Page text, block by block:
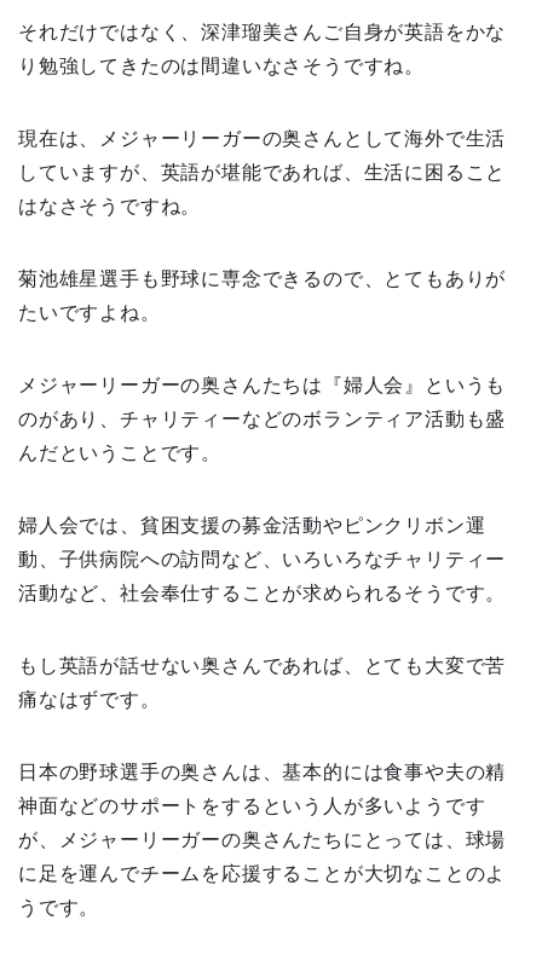
それだけではなく、深津瑠美さんご自身が英語をかな
り勉強してきたのは間違いなさそうですね。
現在は、メジャーリーガーの奥さんとして海外で生活
していますが、英語が堪能であれば、生活に困ること
はなさそうですね。
菊池雄星選手も野球に専念できるので、とてもありが
たいですよね。
メジャーリーガーの奥さんたちは『婦人会』というも
のがあり、チャリティーなどのボランティア活動も盛
んだということです。
婦人会では、貧困支援の募金活動やピンクリボン運
動、子供病院への訪問など、いろいろなチャリティー
活動など、社会奉仕することが求められるそうです。
もし英語が話せない奥さんであれば、とても大変で苦
痛なはずです。
日本の野球選手の奥さんは、基本的には食事や夫の精
神面などのサポートをするという人が多いようです
が、メジャーリーガーの奥さんたちにとっては、球場
に足を運んでチームを応援することが大切なことのよ
うです。